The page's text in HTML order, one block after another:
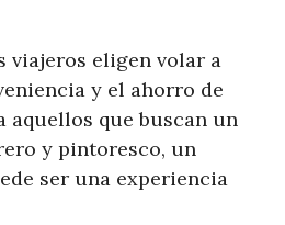
viajeros eligen volar a
y el ahorro de
aquellos que buscan un
y pintoresco, un
ser una experiencia